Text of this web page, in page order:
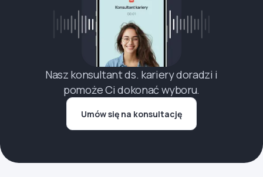
Nasz konsultant ds. kariery doradzi i
pomoże Ci dokonać wyboru.
Umów się na konsultację